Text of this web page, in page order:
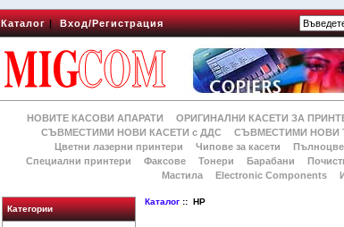
Каталог|Вход/Регистрация
НОВИТЕ КАСОВИ АПАРАТИ ОРИГИНАЛНИ КАСЕТИ ЗА
СЪВМЕСТИМИ НОВИ КАСЕТИ с ДДС
СЪВМЕСТИМИ НОВИ
Цветни лазерни принтери
Чипове за касети
Специални принтери
Факсове Тонери Барабани
Мастила
Electronic Components
Категории
Каталог :: HP